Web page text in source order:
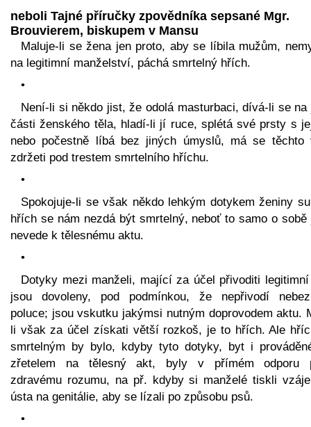
neboli Tajné příručky zpovědníka sepsané Mgr.
Brouvierem, biskupem v Mansu
Maluje-li se žena jen proto, aby se líbila mužům,
na legitimní manželství, páchá smrtelný hřích.
•
Není-li si někdo jist, že odolá masturbaci, dívá-li se na
části ženského těla, hladí-li jí ruce, splétá své prsty s
nebo počestně líbá bez jiných úmyslů, má se těchto
zdržeti pod trestem smrtelního hříchu.
•
Spokojuje-li se však někdo lehkým dotykem ženiny
hřích se nám nezdá být smrtelný, neboť to samo o sobě
nevede k tělesnému aktu.
•
Dotyky mezi manželi, mající za účel přivoditi
jsou dovoleny, pod podmínkou, že nepřivodí
poluce; jsou vskutku jakýmsi nutným doprovodem aktu.
li však za účel získati větší rozkoš, je to hřích. Ale
smrtelným by bylo, kdyby tyto dotyky, byt i
zřetelem na tělesný akt, byly v přímém odporu
zdravému rozumu, na př. kdyby si manželé tiskli
ústa na genitálie, aby se lízali po způsobu psů.
•